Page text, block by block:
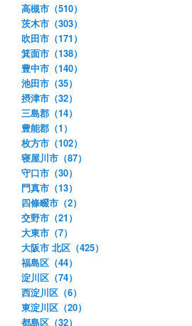
高槻市（510）
茨木市（303）
吹田市（171）
箕面市（138）
豊中市（140）
池田市（35）
摂津市（32）
三島郡（14）
豊能郡（1）
枚方市（102）
寝屋川市（87）
守口市（30）
門真市（13）
四條畷市（2）
交野市（21）
大東市（7）
大阪市 北区（425）
福島区（44）
淀川区（74）
西淀川区（6）
東淀川区（20）
都島区（32）